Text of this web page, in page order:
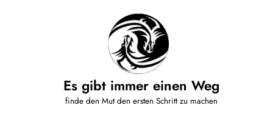
Es gibt immer einen Weg
finde den Mut den ersten Schritt zu machen